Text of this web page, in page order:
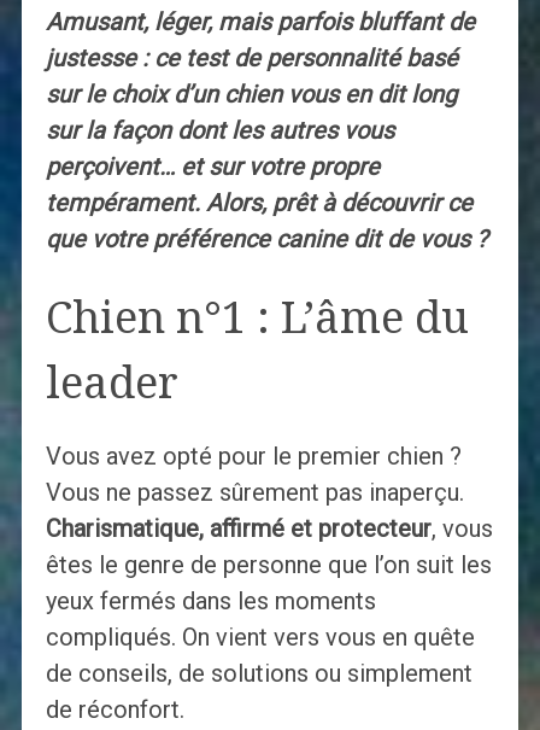
Amusant, léger, mais parfois bluffant de
justesse : ce test de personnalité basé
sur le choix d’un chien vous en dit long
sur la façon dont les autres vous
perçoivent… et sur votre propre
tempérament. Alors, prêt à découvrir ce
que votre préférence canine dit de vous ?
Chien n°1 : L’âme du
leader
Vous avez opté pour le premier chien ?
Vous ne passez sûrement pas inaperçu.
Charismatique, affirmé et protecteur, vous
êtes le genre de personne que l’on suit les
yeux fermés dans les moments
compliqués. On vient vers vous en quête
de conseils, de solutions ou simplement
de réconfort.